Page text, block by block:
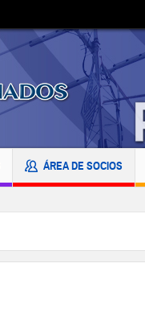
ÁREA DE SOCIOS